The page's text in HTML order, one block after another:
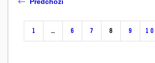
1 … 6 7 8 9 10